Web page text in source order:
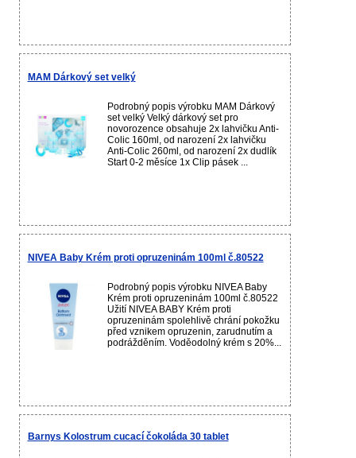
MAM Dárkový set velký
Podrobný popis výrobku MAM Dárkový
set velký Velký dárkový set pro
novorozence obsahuje 2x lahvičku Anti-
Colic 160ml, od narození 2x lahvičku
Anti-Colic 260ml, od narození 2x dudlík
Start 0-2 měsíce 1x Clip pásek ...
NIVEA Baby Krém proti opruzeninám 100ml č.80522
Podrobný popis výrobku NIVEA Baby
Krém proti opruzeninám 100ml č.80522
Užití NIVEA BABY Krém proti
opruzeninám spolehlivě chrání pokožku
před vznikem opruzenin, zarudnutím a
podrážděním. Voděodolný krém s 20%...
Barnys Kolostrum cucací čokoláda 30 tablet